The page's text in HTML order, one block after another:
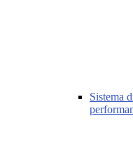
Sistema